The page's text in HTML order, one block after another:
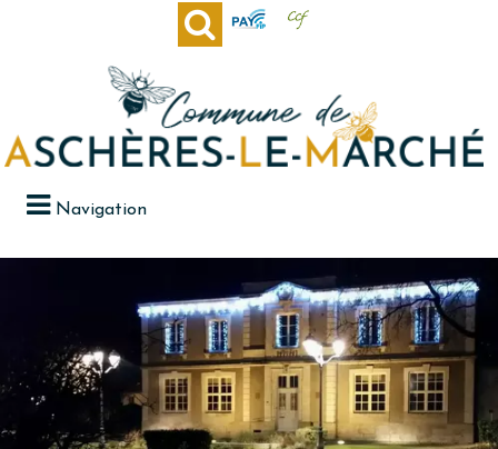
Navigation